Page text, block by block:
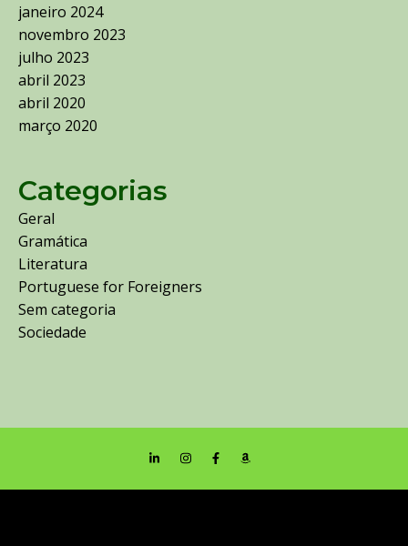
janeiro 2024
novembro 2023
julho 2023
abril 2023
abril 2020
março 2020
Categorias
Geral
Gramática
Literatura
Portuguese for Foreigners
Sem categoria
Sociedade